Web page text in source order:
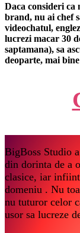
Daca consideri ca
brand, nu ai chef
videochatul,
lucrezi macar 30
saptamana), sa
deoparte, mai
BigBoss Studio
din dorinta de a
clasice, iar
domeniu . Nu
nu tuturor celor
usor sa lucreze